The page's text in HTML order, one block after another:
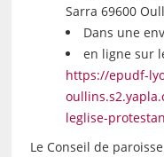
Sarra 69600
Dans une
en ligne sur
https://epudf-
leglise-
Le Conseil de